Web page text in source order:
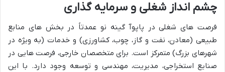
چشم انداز شغلی و سرمایه گذاری
فرصت های شغلی در پاپوآ گینه نو عمدتاً در بخش های منابع
طبیعی (معادن، نفت و گاز، چوب، کشاورزی) و خدمات (به ویژه در
شهرهای بزرگ) متمرکز است. برای متخصصان خارجی، فرصت هایی در
صنایع استخراجی، مدیریت، مهندسی و توسعه وجود دارد. با این